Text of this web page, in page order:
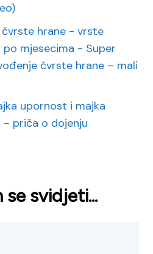
čvrste hrane - vrste
po mjesecima - Super
čvrste hrane – mali
upornost i majka
priča o dojenju
svidjeti...